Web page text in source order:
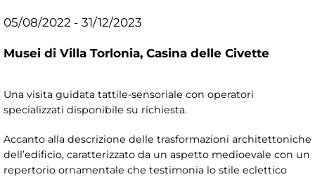
05/08/2022 - 31/12/2023
Musei di Villa Torlonia, Casina delle Civette
Una visita guidata tattile-sensoriale con operatori
specializzati disponibile su richiesta.
Accanto alla descrizione delle trasformazioni architettoniche
dell’edificio, caratterizzato da un aspetto medioevale con un
repertorio ornamentale che testimonia lo stile eclettico